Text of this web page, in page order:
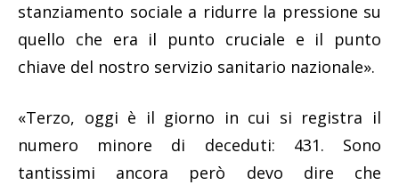
stanziamento sociale a ridurre la pressione su
quello che era il punto cruciale e il punto
chiave del nostro servizio sanitario nazionale».
«Terzo, oggi è il giorno in cui si registra il
numero minore di deceduti: 431. Sono
tantissimi ancora però devo dire che